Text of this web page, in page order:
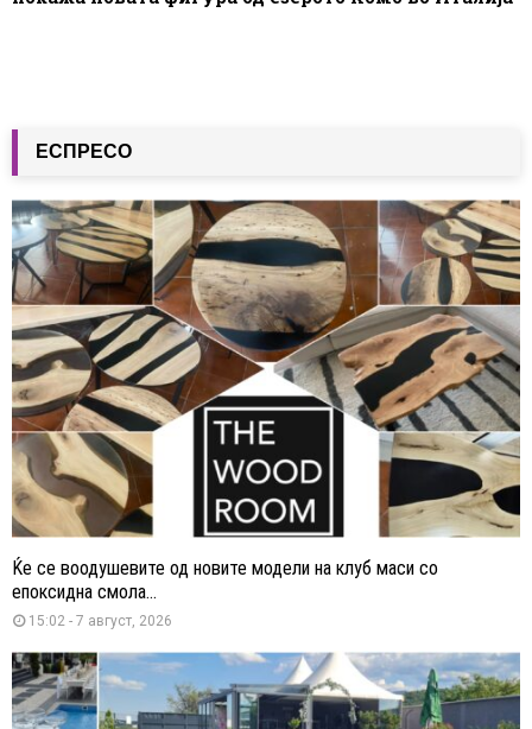
ЕСПРЕСО
Ќе се воодушевите од новите модели на клуб маси со
епоксидна смола...
15:02 - 7 август, 2026